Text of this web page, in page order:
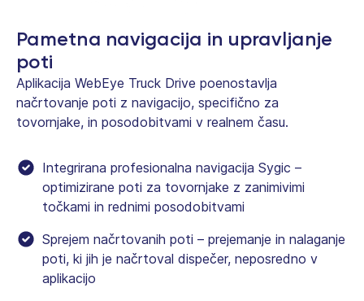
Pametna navigacija in upravljanje
poti
Aplikacija WebEye Truck Drive poenostavlja
načrtovanje poti z navigacijo, specifično za
tovornjake, in posodobitvami v realnem času.
Integrirana profesionalna navigacija Sygic –
optimizirane poti za tovornjake z zanimivimi
točkami in rednimi posodobitvami
Sprejem načrtovanih poti – prejemanje in nalaganje
poti, ki jih je načrtoval dispečer, neposredno v
aplikacijo